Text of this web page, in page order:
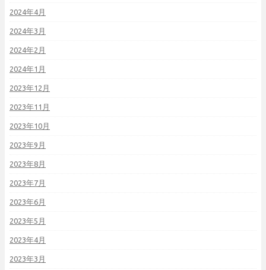
2024年4月
2024年3月
2024年2月
2024年1月
2023年12月
2023年11月
2023年10月
2023年9月
2023年8月
2023年7月
2023年6月
2023年5月
2023年4月
2023年3月